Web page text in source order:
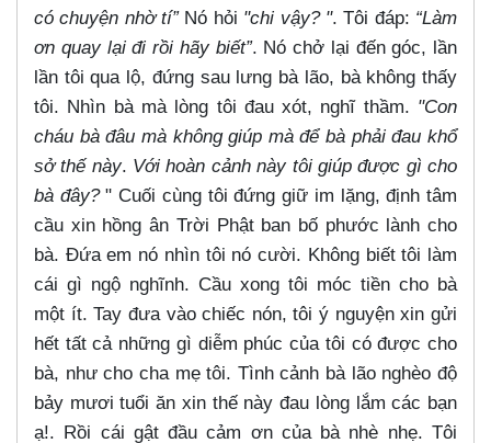
có chuyện nhờ tí”Nó hỏi "chi vậy? ". Tôi đáp: “Làm
ơn quay lại đi rồi hãy biết”. Nó chở lại đến góc, lần
lần tôi qua lộ, đứng sau lưng bà lão, bà không thấy
tôi. Nhìn bà mà lòng tôi đau xót, nghĩ thầm. "Con
cháu bà đâu mà không giúp mà để bà phải đau khổ
sở thế này. Với hoàn cảnh này tôi giúp được gì cho
bà đây?" Cuối cùng tôi đứng giữ im lặng, định tâm
cầu xin hồng ân Trời Phật ban bố phước lành cho
bà. Đứa em nó nhìn tôi nó cười. Không biết tôi làm
cái gì ngộ nghĩnh. Cầu xong tôi móc tiền cho bà
một ít. Tay đưa vào chiếc nón, tôi ý nguyện xin gửi
hết tất cả những gì diễm phúc của tôi có được cho
bà, như cho cha mẹ tôi. Tình cảnh bà lão nghèo độ
bảy mươi tuổi ăn xin thế này đau lòng lắm các bạn
ạ!. Rồi cái gật đầu cảm ơn của bà nhè nhẹ. Tôi